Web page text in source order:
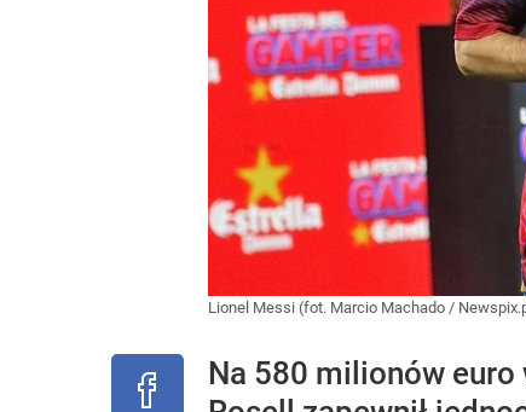
Lionel Messi (fot. Marcio Machado /
Na 580 milionów euro